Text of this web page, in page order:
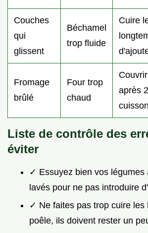
Couches
qui
glissent
Béchamel
trop fluide
Cuire
Fromage
brûlé
Four trop
chaud
après
cuisson
Liste de contrôle des
éviter
✓ Essuyez bien vos légumes
lavés pour ne pas introduire
✓ Ne faites pas trop cuire les
poêle, ils doivent rester un